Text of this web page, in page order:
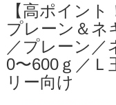
【高ポイン
プレーン＆ネ
／プレーン／
0〜600ｇ／Ｌ
リー向け